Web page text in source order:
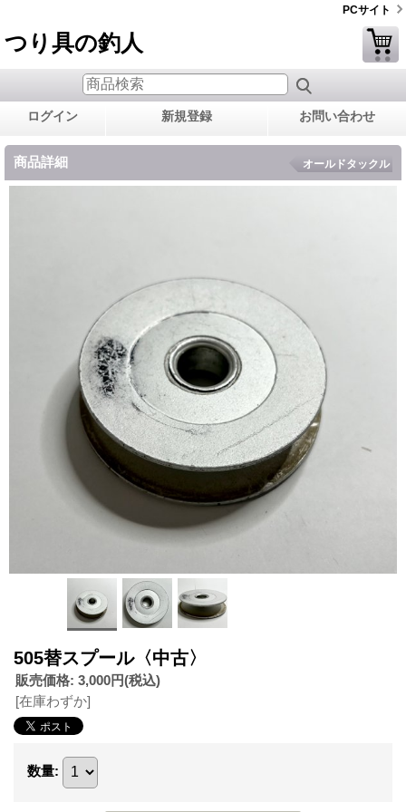
PCサイト
つり具の釣人
ログイン 新規登録 お問い合わせ
商品詳細 オールドタックル
505替スプール〈中古〉
販売価格: 3,000円(税込)
[在庫わずか]
数量: